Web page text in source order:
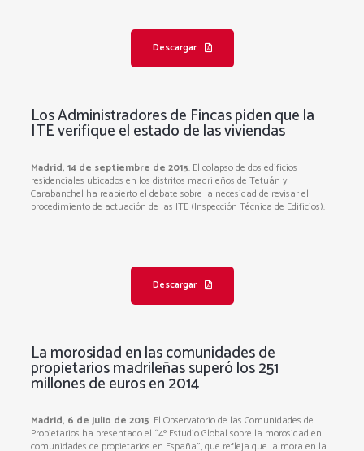
Descargar
Los Administradores de Fincas piden que la
ITE verifique el estado de las viviendas
Madrid, 14 de septiembre de 2015. El colapso de dos edificios
residenciales ubicados en los distritos madrileños de Tetuán y
Carabanchel ha reabierto el debate sobre la necesidad de revisar el
procedimiento de actuación de las ITE (Inspección Técnica de Edificios).
Descargar
La morosidad en las comunidades de
propietarios madrileñas superó los 251
millones de euros en 2014
Madrid, 6 de julio de 2015. El Observatorio de las Comunidades de
Propietarios ha presentado el “4º Estudio Global sobre la morosidad en
comunidades de propietarios en España”, que refleja que la mora en la